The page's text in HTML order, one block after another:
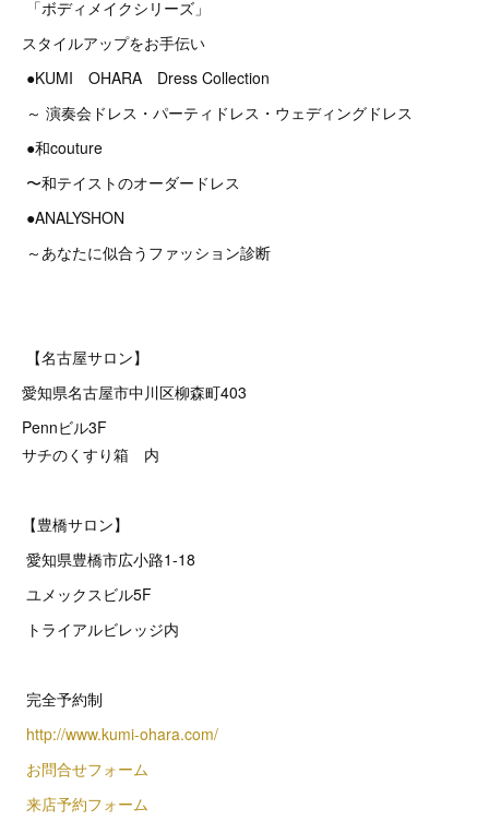
「ボディメイクシリーズ」
スタイルアップをお手伝い
●KUMI OHARA Dress Collection
～ 演奏会ドレス・パーティドレス・ウェディングドレス
●和couture
〜和テイストのオーダードレス
●ANALYSHON
～あなたに似合うファッション診断
【名古屋サロン】
愛知県名古屋市中川区柳森町403
Pennビル3F
サチのくすり箱 内
【豊橋サロン】
愛知県豊橋市広小路1-18
ユメックスビル5F
トライアルビレッジ内
完全予約制
http://www.kumi-ohara.com/
お問合せフォーム
来店予約フォーム